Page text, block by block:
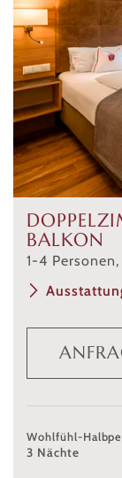
BALKON
1-4 Personen,
Wohlfühl-
3 Nächte